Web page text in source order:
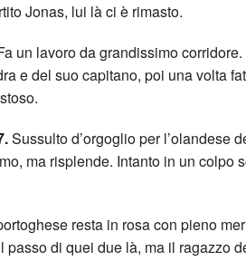
Jonas, lui là ci è rimasto.
un lavoro da grandissimo
e del suo capitano, poi una volta
Sussulto d’orgoglio per l’olandese
ma risplende. Intanto in un colpo
resta in rosa con pieno
passo di quei due là, ma il ragazzo